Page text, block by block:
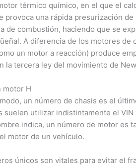
térmico químico, en el que el
provoca una rápida presurización
de combustión, haciendo que se
A diferencia de los motores de
un motor a reacción) produce
la tercera ley del movimiento de
motor H
un número de chasis es el
suelen utilizar indistintamente el
indica, un número de motor es
motor de un vehículo.
únicos son vitales para evitar el